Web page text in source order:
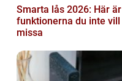
Smarta lås 2026: Här är
funktionerna du inte vill
missa